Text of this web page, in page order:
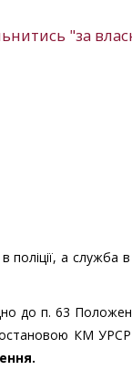
"за
а служба в
до п. 63
КМ